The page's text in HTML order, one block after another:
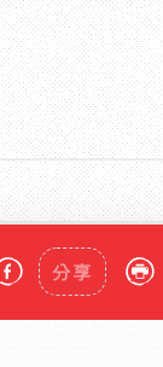
分享